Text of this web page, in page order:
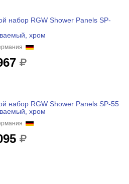
набор RGW Shower Panels SP-
хром
набор RGW Shower Panels SP-55
хром